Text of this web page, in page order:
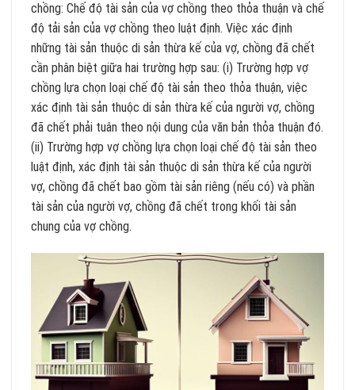
chồng: Chế độ tài sản của vợ chồng theo thỏa thuận và chế
độ tải sản của vợ chồng theo luật định. Việc xác định
những tài sản thuộc di sản thừa kế của vợ, chồng đã chết
cần phân biệt giữa hai trường hợp sau: (i) Trường hợp vợ
chồng lựa chọn loại chế độ tài sản theo thỏa thuận, việc
xác định tài sản thuộc di sản thừa kế của người vợ, chồng
đã chết phải tuân theo nội dung của văn bản thỏa thuận đó.
(ii) Trường hợp vợ chồng lựa chọn loại chế độ tài sản theo
luật định, xác định tài sản thuộc di sản thừa kế của người
vợ, chồng đã chết bao gồm tài sản riêng (nếu có) và phần
tài sản của người vợ, chồng đã chết trong khối tài sản
chung của vợ chồng.